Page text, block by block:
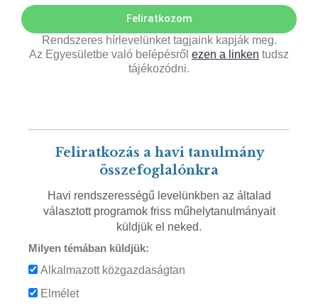
Feliratkozom
Rendszeres hírlevelünket tagjaink kapják meg.
Az Egyesületbe való belépésről ezen a linken tudsz
tájékozódni.
Feliratkozás a havi tanulmány
összefoglalónkra
Havi rendszerességű levelünkben az általad
választott programok friss műhelytanulmányait
küldjük el neked.
Milyen témában küldjük:
Alkalmazott közgazdaságtan
Elmélet